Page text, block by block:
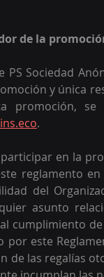
de la
PS Sociedad
y única
promoción, se
.
en la
reglamento
del
asunto
cumplimiento
por este
de las regalías